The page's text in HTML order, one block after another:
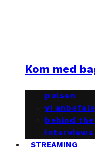
Kom med
pulsen
vi
behind the
interviews
STREAMING